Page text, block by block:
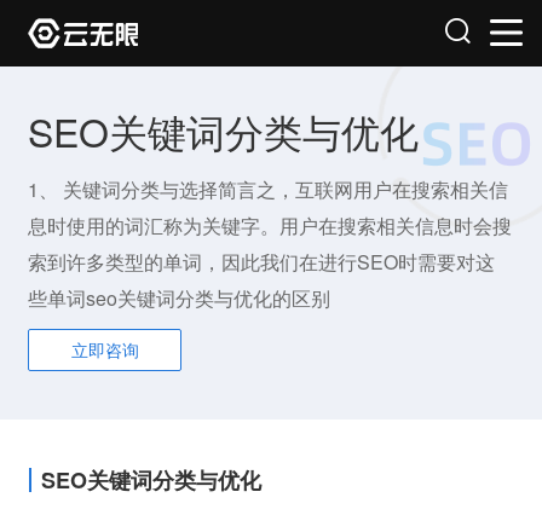
SEO关键词分类与优化
1、 关键词分类与选择简言之，互联网用户在搜索相关信
息时使用的词汇称为关键字。用户在搜索相关信息时会搜
索到许多类型的单词，因此我们在进行SEO时需要对这
些单词seo关键词分类与优化的区别
立即咨询
SEO关键词分类与优化